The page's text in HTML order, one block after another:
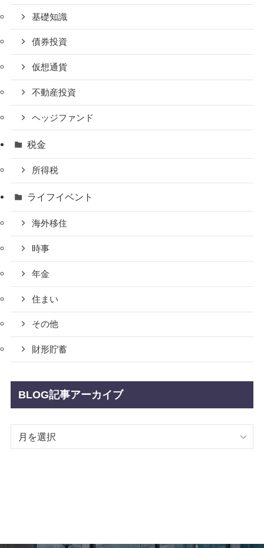
基礎知識
債券投資
仮想通貨
不動産投資
ヘッジファンド
税金
所得税
ライフイベント
海外移住
時事
年金
住まい
その他
財形貯蓄
BLOG記事アーカイブ
BLOG